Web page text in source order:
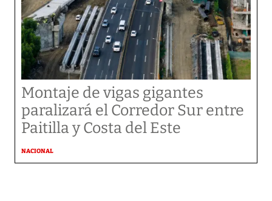
Montaje de vigas gigantes
paralizará el Corredor Sur entre
Paitilla y Costa del Este
NACIONAL